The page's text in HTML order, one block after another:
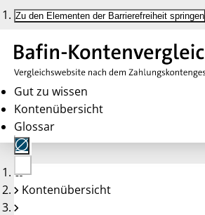
Zu den Elementen der Barrierefreiheit springen
Gut zu wissen
Kontenübersicht
Glossar
Keine
Konten
Kontenübersicht